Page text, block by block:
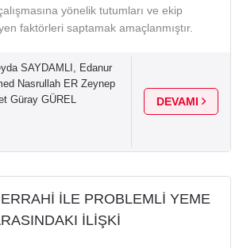
yönelik tutumları ve ekip
faktörleri saptamak amaçlanmıştır.
SAYDAMLI, Edanur
Nasrullah ER Zeynep
Güray GÜREL
DEVAMI
İLE PROBLEMLİ YEME
İLİŞKİ